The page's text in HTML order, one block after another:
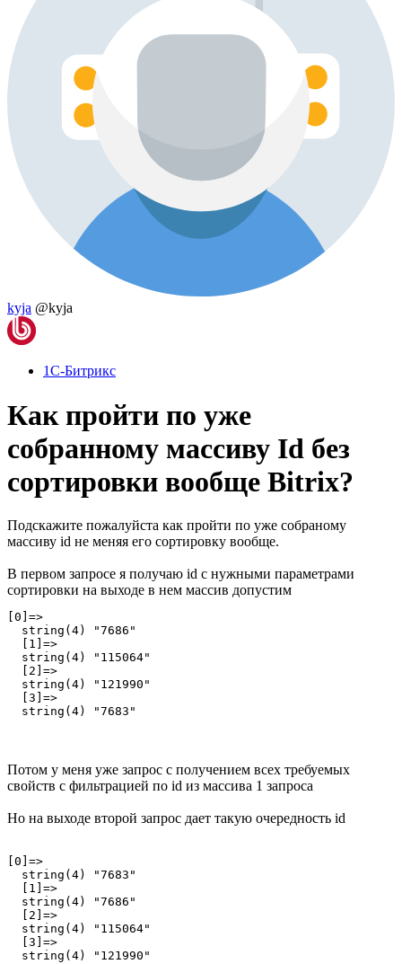
kyja @kyja
1С-Битрикс
Как пройти по уже
собранному массиву Id без
сортировки вообще Bitrix?
Подскажите пожалуйста как пройти по уже собраному
массиву id не меняя его сортировку вообще.
В первом запросе я получаю id с нужными параметрами
сортировки на выходе в нем массив допустим
[0]=>
  string(4) "7686"
  [1]=>
  string(4) "115064"
  [2]=>
  string(4) "121990"
  [3]=>
  string(4) "7683"
Потом у меня уже запрос с получением всех требуемых
свойств с фильтрацией по id из массива 1 запроса
Но на выходе второй запрос дает такую очередность id
[0]=>
  string(4) "7683"
  [1]=>
  string(4) "7686"
  [2]=>
  string(4) "115064"
  [3]=>
  string(4) "121990"